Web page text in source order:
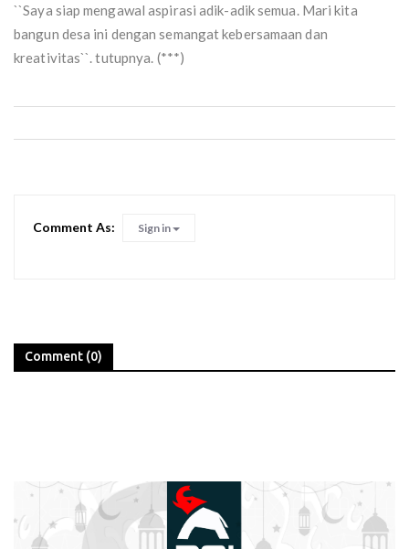
``Saya siap mengawal aspirasi adik-adik semua. Mari kita
bangun desa ini dengan semangat kebersamaan dan
kreativitas``. tutupnya. (***)
Comment As: Sign in
Comment (0)